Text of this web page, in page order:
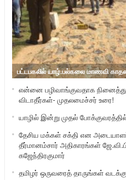
பட்டபகலில் யாழ்.பல்கலை மாணவி
என்னை பழிவாங்குவதாக
விடாதீர்கள்- முதலமைச்சர் உரை!
யாழில் இன்று முதல்
தேசிய மக்கள் சக்தி என
தீர்மானம்சார் அதிகாரங்கள்
கஜேந்திரகுமார்
தமிழர் ஒருவரைத் தாருங்கள்